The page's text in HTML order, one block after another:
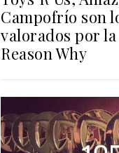
Campofrío son
valorados por
Reason Why